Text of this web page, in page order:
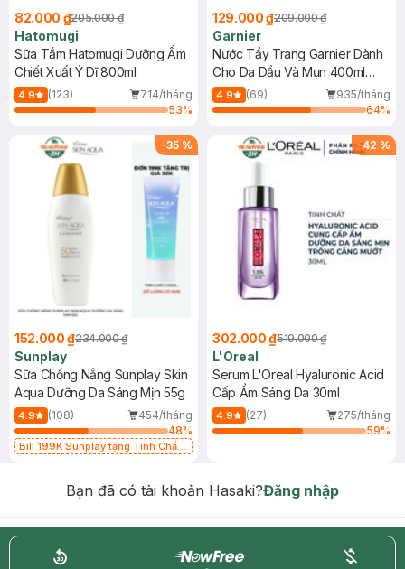
82.000 ₫205.000 ₫
Hatomugi
Sữa Tắm Hatomugi Dưỡng Ẩm
Chiết Xuất Ý Dĩ 800ml
4.9 (123)
714/tháng
53%
129.000 ₫209.000 ₫
Garnier
Nước Tẩy Trang Garnier Dành
Cho Da Dầu Và Mụn 400ml
(Mới)
4.9 (69)
935/tháng
64%
-35 %
152.000 ₫234.000 ₫
Sunplay
Sữa Chống Nắng Sunplay Skin
Aqua Dưỡng Da Sáng Mịn 55g
4.9 (108)
454/tháng
48%
Bill 199K Sunplay tặng Tinh Chất
-42 %
302.000 ₫519.000 ₫
L'Oreal
Serum L'Oreal Hyaluronic Acid
Cấp Ẩm Sáng Da 30ml
4.9 (27)
275/tháng
59%
Bạn đã có tài khoản Hasaki?Đăng nhập